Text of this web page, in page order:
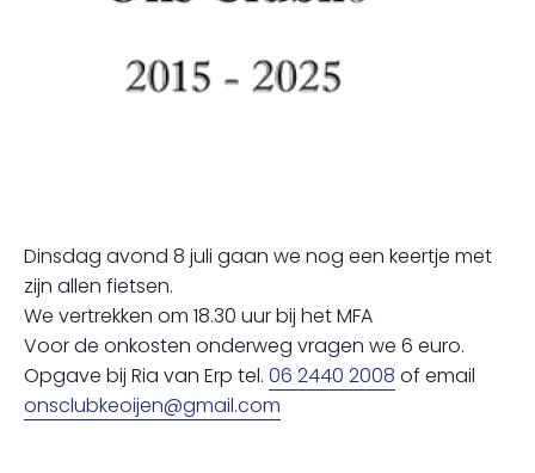
Dinsdag avond 8 juli gaan we nog een keertje met
zijn allen fietsen.
We vertrekken om 18.30 uur bij het MFA
Voor de onkosten onderweg vragen we 6 euro.
Opgave bij Ria van Erp tel. 06 2440 2008 of email
onsclubkeoijen@gmail.com